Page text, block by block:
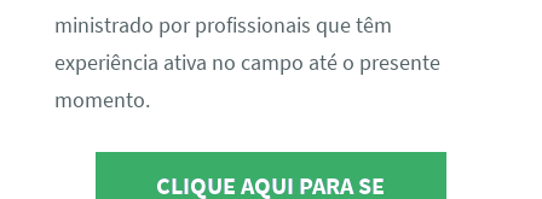
ministrado por profissionais que têm
experiência ativa no campo até o presente
momento.
CLIQUE AQUI PARA SE